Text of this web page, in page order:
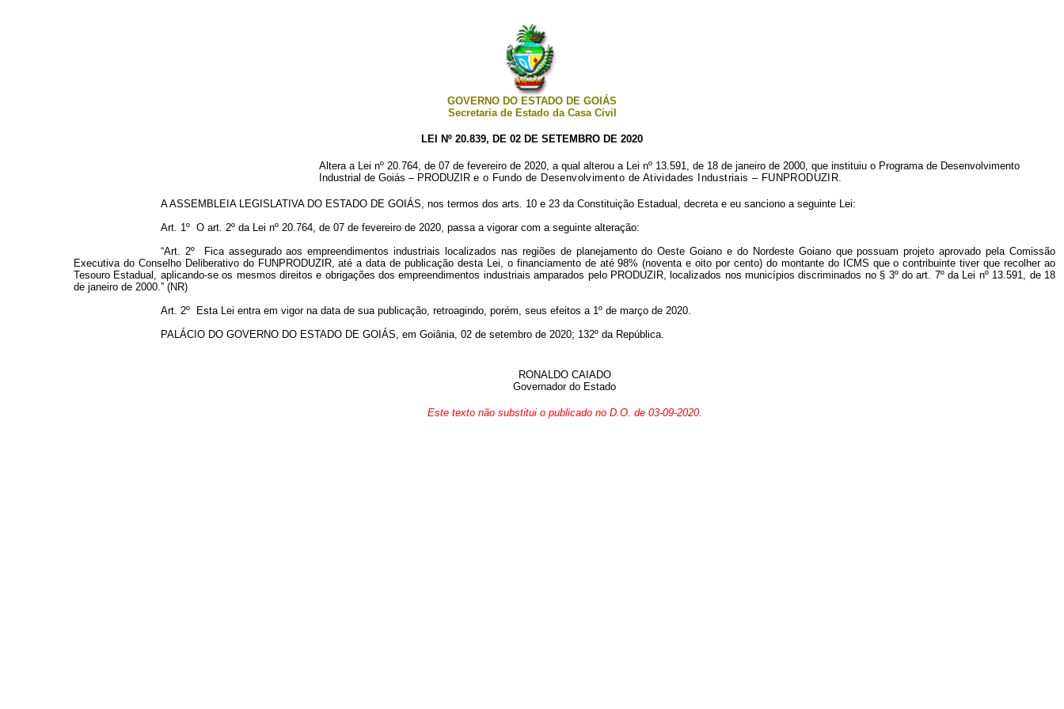
GOVERNO DO ESTADO DE GOIÁS
Secretaria de Estado da Casa Civil
LEI Nº 20.839, DE 02 DE SETEMBRO DE 2020
Altera a Lei nº 20.764, de 07 de fevereiro de 2020, a qual alterou a Lei nº 13.591, de 18 de janeiro de 2000, que instituiu o Programa de Desenvolvimento
Industrial de Goiás – PRODUZIR e o Fundo de Desenvolvimento de Atividades Industriais – FUNPRODUZIR.
A ASSEMBLEIA LEGISLATIVA DO ESTADO DE GOIÁS, nos termos dos arts. 10 e 23 da Constituição Estadual , decreta e eu sanciono a seguinte Lei:
Art. 1º O art. 2º da Lei nº 20.764, de 07 de fevereiro de 2020, passa a vigorar com a seguinte alteração:
“Art. 2º Fica assegurado aos empreendimentos industriais localizados nas regiões de planejamento do Oeste Goiano e do Nordeste Goiano que possuam projeto aprovado pela Comissão
Executiva do Conselho Deliberativo do FUNPRODUZIR, até a data de publicação desta Lei, o financiamento de até 98% (noventa e oito por cento) do montante do ICMS que o contribuinte tiver que recolher ao
Tesouro Estadual, aplicando-se os mesmos direitos e obrigações dos empreendimentos industriais amparados pelo PRODUZIR, localizados nos municípios discriminados no § 3º do art. 7º da Lei nº 13.591, de 18
de janeiro de 2000.” (NR)
Art. 2º Esta Lei entra em vigor na data de sua publicação, retroagindo, porém, seus efeitos a 1º de março de 2020.
PALÁCIO DO GOVERNO DO ESTADO DE GOIÁS, em Goiânia, 02 de setembro de 2020; 132º da República.
RONALDO CAIADO
Governador do Estado
Este texto não substitui o publicado no D.O. de 03-09-2020.